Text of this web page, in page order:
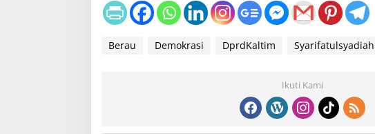
Berau Demokrasi DprdKaltim Syarifatulsyadiah
Ikuti Kami